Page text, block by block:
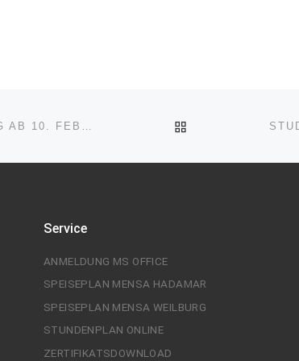
ZURÜCK ZUR
Service
ANMELDUNG MS OFFICE
SPEISEPLAN MENSA HADAMAR
SPEISEPLAN MENSA WEILBURG
STUNDENPLAN ONLINE
ZERTIFIKATSDOWNLOAD